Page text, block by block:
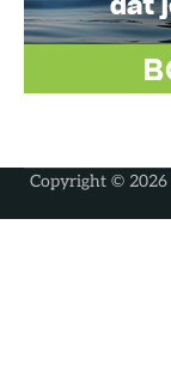
Copyright © 2026